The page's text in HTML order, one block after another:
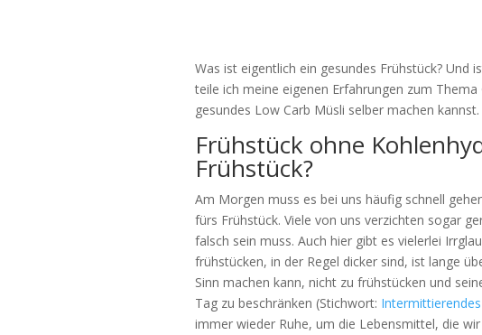
Was ist eigentlich ein gesundes Frühstück? Und
teile ich meine eigenen Erfahrungen zum
gesundes Low Carb Müsli selber machen kannst.
Frühstück ohne
Frühstück?
Am Morgen muss es bei uns häufig schnell
fürs Frühstück. Viele von uns verzichten sogar
falsch sein muss. Auch hier gibt es vielerlei
frühstücken, in der Regel dicker sind, ist lange
Sinn machen kann, nicht zu frühstücken und
Tag zu beschränken (Stichwort:
immer wieder Ruhe, um die Lebensmittel, die